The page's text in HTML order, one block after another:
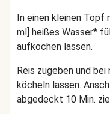
In einen kleinen Topf
ml] heißes Wasser*
aufkochen lassen.
Reis zugeben und
köcheln lassen.
abgedeckt 10 Min.